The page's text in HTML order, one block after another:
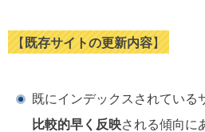
【既存サイトの更新内容】
既にインデックスされている
比較的早く反映される傾向に